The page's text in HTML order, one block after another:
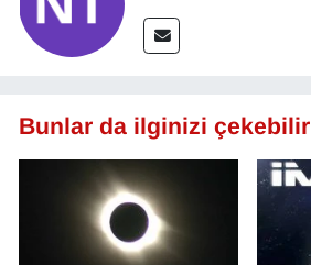
Bunlar da ilginizi çekebilir